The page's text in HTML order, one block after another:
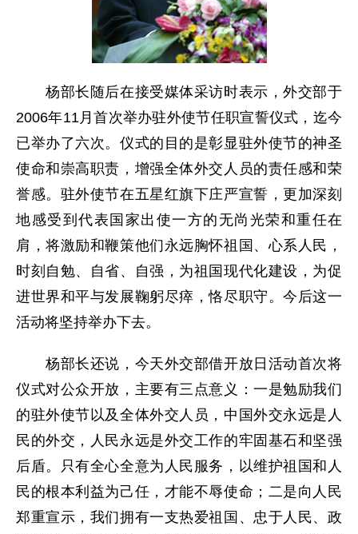
杨部长随后在接受媒体采访时表示，外交部于
2006年11月首次举办驻外使节任职宣誓仪式，迄今
已举办了六次。仪式的目的是彰显驻外使节的神圣
使命和崇高职责，增强全体外交人员的责任感和荣
誉感。驻外使节在五星红旗下庄严宣誓，更加深刻
地感受到代表国家出使一方的无尚光荣和重任在
肩，将激励和鞭策他们永远胸怀祖国、心系人民，
时刻自勉、自省、自强，为祖国现代化建设，为促
进世界和平与发展鞠躬尽瘁，恪尽职守。今后这一
活动将坚持举办下去。
杨部长还说，今天外交部借开放日活动首次将
仪式对公众开放，主要有三点意义：一是勉励我们
的驻外使节以及全体外交人员，中国外交永远是人
民的外交，人民永远是外交工作的牢固基石和坚强
后盾。只有全心全意为人民服务，以维护祖国和人
民的根本利益为己任，才能不辱使命；二是向人民
郑重宣示，我们拥有一支热爱祖国、忠于人民、政